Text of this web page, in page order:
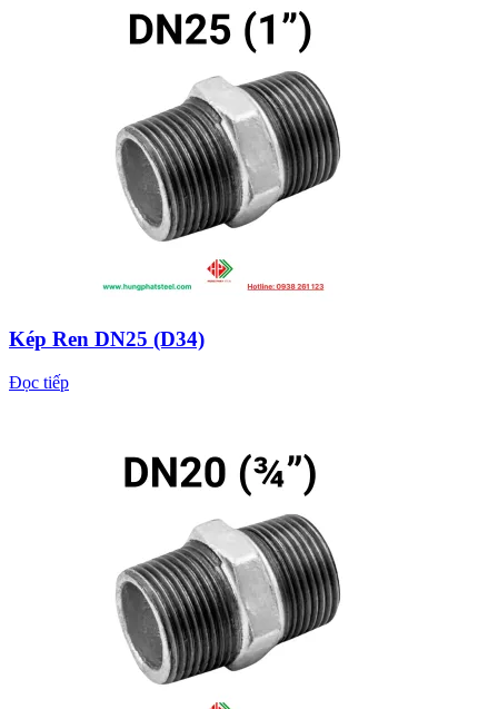
Kép Ren DN25 (D34)
Đọc tiếp